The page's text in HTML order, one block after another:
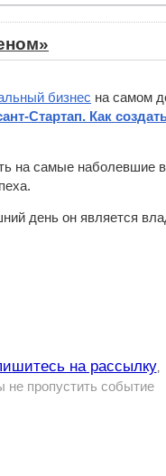
бизнес на самом
Стартап. Как
на самые наболевшие
день он является
на рассылку,
не пропустить событие